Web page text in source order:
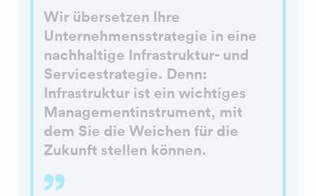
Wir übersetzen Ihre
Unternehmensstrategie in eine
nachhaltige Infrastruktur- und
Servicestrategie. Denn:
Infrastruktur ist ein wichtiges
Managementinstrument, mit
dem Sie die Weichen für die
Zukunft stellen können.